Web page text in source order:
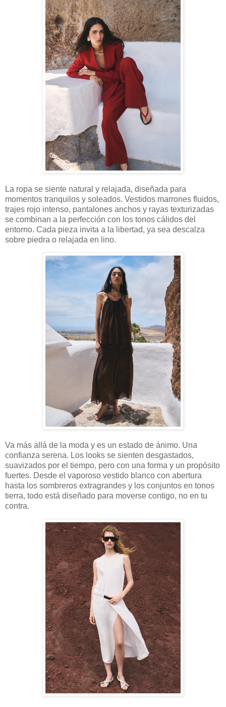
La ropa se siente natural y relajada, diseñada para
momentos tranquilos y soleados. Vestidos marrones fluidos,
trajes rojo intenso, pantalones anchos y rayas texturizadas
se combinan a la perfección con los tonos cálidos del
entorno. Cada pieza invita a la libertad, ya sea descalza
sobre piedra o relajada en lino.
Va más allá de la moda y es un estado de ánimo. Una
confianza serena. Los looks se sienten desgastados,
suavizados por el tiempo, pero con una forma y un propósito
fuertes. Desde el vaporoso vestido blanco con abertura
hasta los sombreros extragrandes y los conjuntos en tonos
tierra, todo está diseñado para moverse contigo, no en tu
contra.